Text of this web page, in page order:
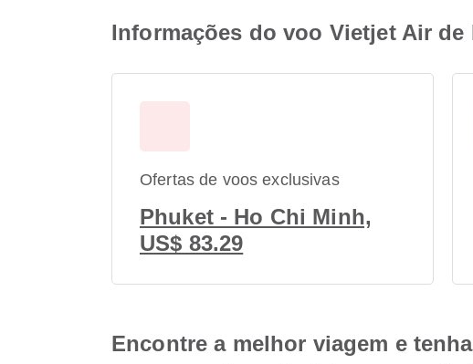
Informações do voo Vietjet Air
Ofertas de voos exclusivas
Phuket - Ho Chi Minh,
US$ 83.29
Encontre a melhor viagem e